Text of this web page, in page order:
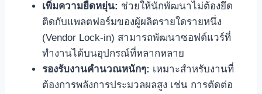
เพิ่มความยืดหยุ่น: ช่วยให้นักพัฒนาไม่ต้องยึด
ติดกับแพลตฟอร์มของผู้ผลิตรายใดรายหนึ่ง
(Vendor Lock-in) สามารถพัฒนาซอฟต์แวร์ที่
ทำงานได้บนอุปกรณ์ที่หลากหลาย
รองรับงานคำนวณหนักๆ: เหมาะสำหรับงานที่
ต้องการพลังการประมวลผลสูง เช่น การตัดต่อ